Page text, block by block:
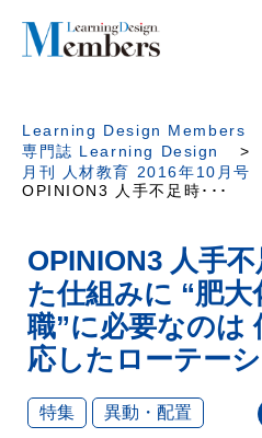
Learning Design Members
専門誌 Learning Design
月刊 人材教育 2016年10月号
OPINION3 人手不足時･･･
OPINION3 人手
た仕組みに “肥大
職”に必要なのは
応したローテー
特集 異動・配置